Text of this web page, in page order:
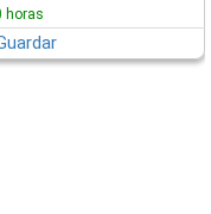
horas